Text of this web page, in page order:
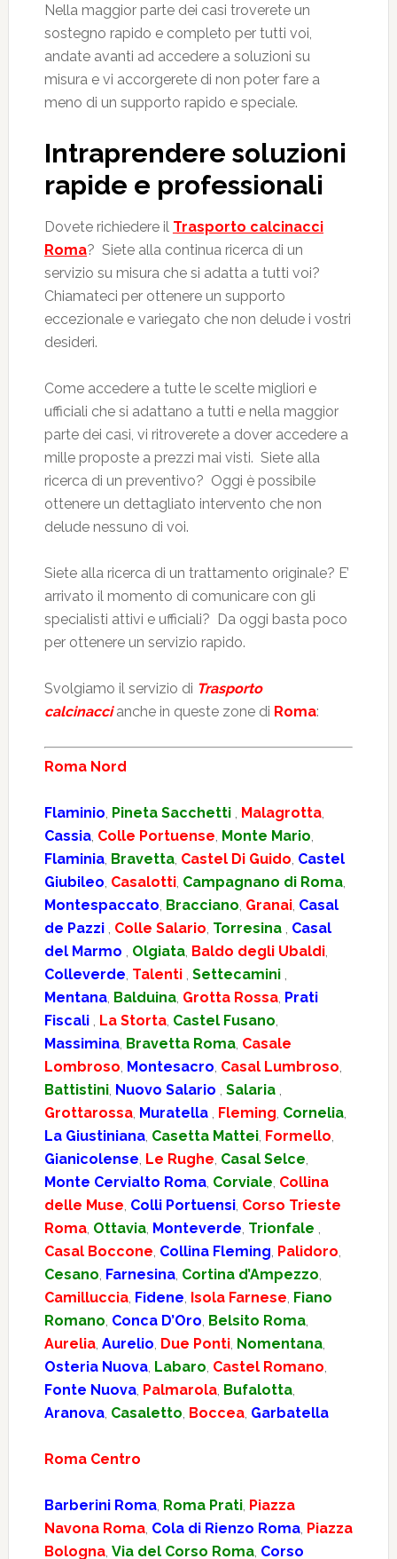
Nella maggior parte dei casi troverete un
sostegno rapido e completo per tutti voi,
andate avanti ad accedere a soluzioni su
misura e vi accorgerete di non poter fare a
meno di un supporto rapido e speciale.
Intraprendere soluzioni
rapide e professionali
Dovete richiedere il Trasporto calcinacci
Roma? Siete alla continua ricerca di un
servizio su misura che si adatta a tutti voi?
Chiamateci per ottenere un supporto
eccezionale e variegato che non delude i vostri
desideri.
Come accedere a tutte le scelte migliori e
ufficiali che si adattano a tutti e nella maggior
parte dei casi, vi ritroverete a dover accedere a
mille proposte a prezzi mai visti. Siete alla
ricerca di un preventivo? Oggi è possibile
ottenere un dettagliato intervento che non
delude nessuno di voi.
Siete alla ricerca di un trattamento originale? E’
arrivato il momento di comunicare con gli
specialisti attivi e ufficiali? Da oggi basta poco
per ottenere un servizio rapido.
Svolgiamo il servizio di Trasporto
calcinaccianche in queste zone di Roma:
Roma Nord
Flaminio, Pineta Sacchetti , Malagrotta,
Cassia, Colle Portuense, Monte Mario,
Flaminia, Bravetta, Castel Di Guido, Castel
Giubileo, Casalotti, Campagnano di Roma,
Montespaccato, Bracciano, Granai, Casal
de Pazzi , Colle Salario, Torresina , Casal
del Marmo , Olgiata, Baldo degli Ubaldi,
Colleverde, Talenti , Settecamini ,
Mentana, Balduina, Grotta Rossa, Prati
Fiscali , La Storta, Castel Fusano,
Massimina, Bravetta Roma, Casale
Lombroso, Montesacro, Casal Lumbroso,
Battistini, Nuovo Salario , Salaria ,
Grottarossa, Muratella , Fleming, Cornelia,
La Giustiniana, Casetta Mattei, Formello,
Gianicolense, Le Rughe, Casal Selce,
Monte Cervialto Roma, Corviale, Collina
delle Muse, Colli Portuensi, Corso Trieste
Roma, Ottavia, Monteverde, Trionfale ,
Casal Boccone, Collina Fleming, Palidoro,
Cesano, Farnesina, Cortina d’Ampezzo,
Camilluccia, Fidene, Isola Farnese, Fiano
Romano, Conca D’Oro, Belsito Roma,
Aurelia, Aurelio, Due Ponti, Nomentana,
Osteria Nuova, Labaro, Castel Romano,
Fonte Nuova, Palmarola, Bufalotta,
Aranova, Casaletto, Boccea, Garbatella
Roma Centro
Barberini Roma, Roma Prati, Piazza
Navona Roma, Cola di Rienzo Roma, Piazza
Bologna, Via del Corso Roma, Corso